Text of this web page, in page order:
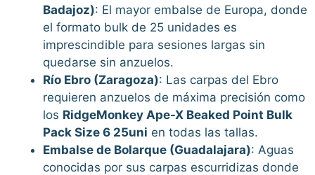
Badajoz): El mayor embalse de Europa, donde
el formato bulk de 25 unidades es
imprescindible para sesiones largas sin
quedarse sin anzuelos.
Río Ebro (Zaragoza): Las carpas del Ebro
requieren anzuelos de máxima precisión como
los RidgeMonkey Ape-X Beaked Point Bulk
Pack Size 6 25uni en todas las tallas.
Embalse de Bolarque (Guadalajara): Aguas
conocidas por sus carpas escurridizas donde